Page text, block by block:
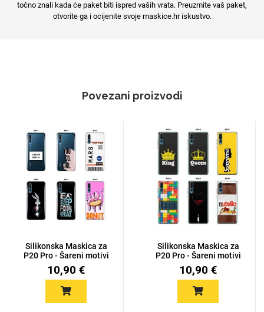
točno znali kada će paket biti ispred vaših vrata. Preuzmite vaš paket,
otvorite ga i ocijenite svoje maskice.hr iskustvo.
Povezani proizvodi
Silikonska Maskica za
P20 Pro - Šareni motivi
10,90 €
Silikonska Maskica za
P20 Pro - Šareni motivi
10,90 €